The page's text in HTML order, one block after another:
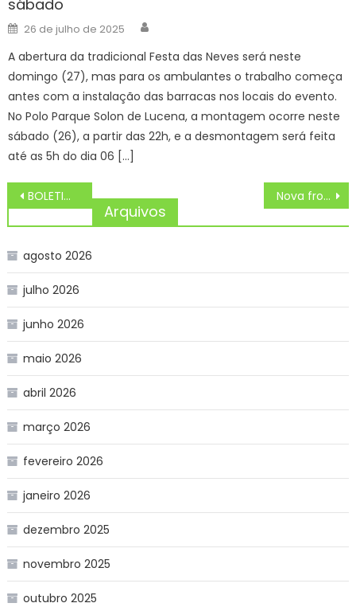
sábado
Posted
on
26 de julho de 2025
A abertura da tradicional Festa das Neves será neste
domingo (27), mas para os ambulantes o trabalho começa
antes com a instalação das barracas nos locais do evento.
No Polo Parque Solon de Lucena, a montagem ocorre neste
sábado (26), a partir das 22h, e a desmontagem será feita
até as 5h do dia 06 […]
Navegação
de
BOLETIM – Governo de SC investe no esporte nas escolas estaduais com mais materiais esportivos e quadras Nova frota de viaturas blindadas reforça segurança da Polícia Penal de Mato Grosso do Sul – Agência de Noticias do Governo de Mato Grosso do Sul
Arquivos
agosto 2026
julho 2026
junho 2026
maio 2026
abril 2026
março 2026
fevereiro 2026
janeiro 2026
dezembro 2025
novembro 2025
outubro 2025